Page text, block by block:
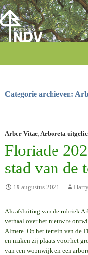
Categorie archieven:
Arbor Vitae,Arboreta
Floriade
stad van de
19 augustus 2021
Als afsluiting van de rubriek
verhaal over het nieuw te
Almere. Op het terrein van de
en maken zij plaats voor het
van een woonwijk en een